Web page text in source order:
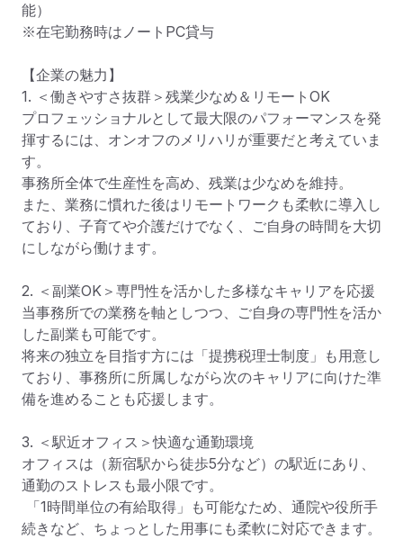
能）
※在宅勤務時はノートPC貸与
【企業の魅力】
1. ＜働きやすさ抜群＞残業少なめ＆リモートOK
プロフェッショナルとして最大限のパフォーマンスを発
揮するには、オンオフのメリハリが重要だと考えていま
す。
事務所全体で生産性を高め、残業は少なめを維持。
また、業務に慣れた後はリモートワークも柔軟に導入し
ており、子育てや介護だけでなく、ご自身の時間を大切
にしながら働けます。
2. ＜副業OK＞専門性を活かした多様なキャリアを応援
当事務所での業務を軸としつつ、ご自身の専門性を活か
した副業も可能です。
将来の独立を目指す方には「提携税理士制度」も用意し
ており、事務所に所属しながら次のキャリアに向けた準
備を進めることも応援します。
3. ＜駅近オフィス＞快適な通勤環境
オフィスは（新宿駅から徒歩5分など）の駅近にあり、
通勤のストレスも最小限です。
続きなど、ちょっとした用事にも柔軟に対応できます。